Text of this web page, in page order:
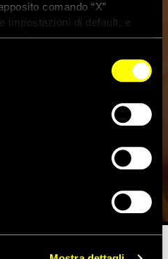
comando “X”
impostazioni di default, e
navigazione con i cookie
nelle forze